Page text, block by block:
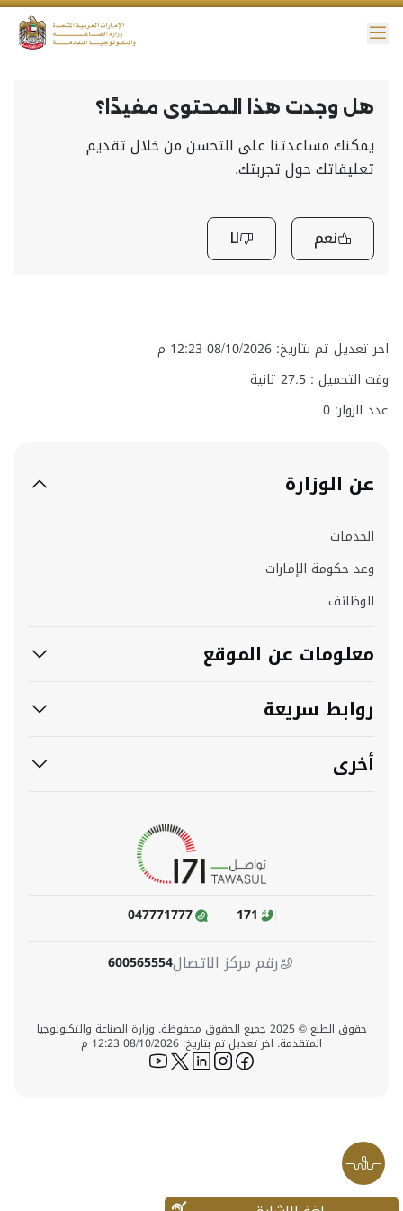
الوصول
هل وجدت هذا المحتوى مفيدًا؟
يمكنك مساعدتنا على التحسن من خلال تقديم
تعليقاتك حول تجربتك.
نعم لا
اخر تعديل تم بتاريخ: 08/10/2026 12:23 م
وقت التحميل : 27.5 ثانية
عدد الزوار: 0
عن الوزارة
الخدمات
وعد حكومة الإمارات
الوظائف
معلومات عن الموقع
روابط سريعة
أخرى
171
047771777
رقم مركز الاتصال600565554
حقوق الطبع © 2025 جميع الحقوق محفوظة. وزارة الصناعة والتكنولوجيا
المتقدمة. اخر تعديل تم بتاريخ: 08/10/2026 12:23 م
icon-facebook
icon-instagram
icon-linkedin
icon-twitter
icon-youtube